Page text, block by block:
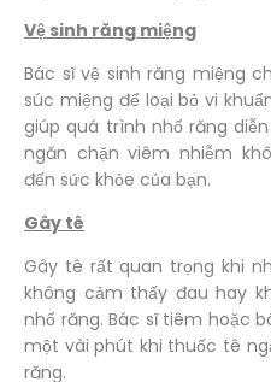
Vệ sinh răng miệng
Bác sĩ vệ sinh răng miệng
súc miệng để loại bỏ vi
giúp quá trình nhổ răng
ngăn chặn viêm nhiễm
đến sức khỏe của bạn.
Gây tê
Gây tê rất quan trọng khi
không cảm thấy đau hay
nhổ răng. Bác sĩ tiêm hoặc
một vài phút khi thuốc tê
răng.